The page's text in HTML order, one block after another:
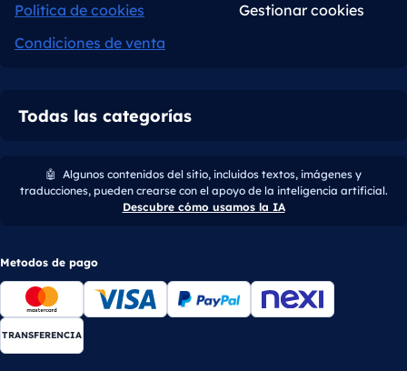
Política de cookies
Gestionar cookies
Condiciones de venta
Todas las categorías
🤖 Algunos contenidos del sitio, incluidos textos, imágenes y
traducciones, pueden crearse con el apoyo de la inteligencia artificial.
Descubre cómo usamos la IA
Metodos de pago
TRANSFERENCIA